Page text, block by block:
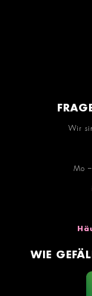
Wir
Mo
WIE